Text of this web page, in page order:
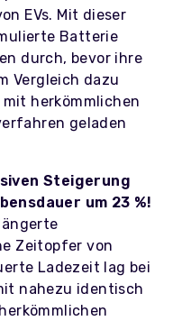
EVs. Mit dieser
Batterie
durch, bevor ihre
Vergleich dazu
herkömmlichen
geladen
Steigerung
um 23 %!
Zeitopfer von
Ladezeit lag bei
nahezu identisch